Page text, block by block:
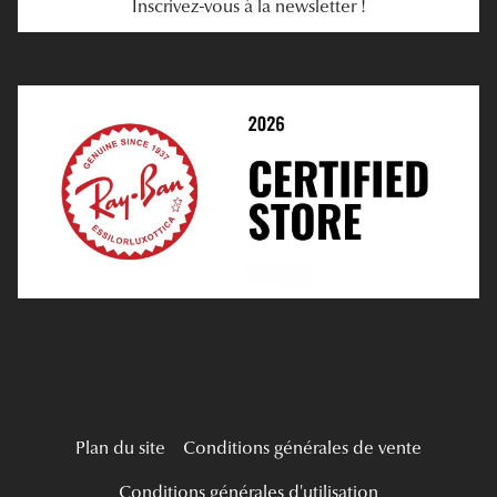
Prescription De Lentilles
Verres Unifocaux
Verres Progressifs
Mes Premières Lunettes
Médiation
Inscrivez-vous à la newsletter !
Plan du site Conditions générales de vente
Conditions générales d'utilisation